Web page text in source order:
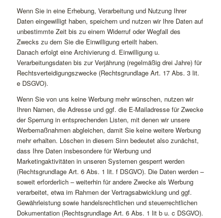
Wenn Sie in eine Erhebung, Verarbeitung und Nutzung Ihrer
Daten eingewilligt haben, speichern und nutzen wir Ihre Daten auf
unbestimmte Zeit bis zu einem Widerruf oder Wegfall des
Zwecks zu dem Sie die Einwilligung erteilt haben.
Danach erfolgt eine Archivierung d. Einwilligung u.
Verarbeitungsdaten bis zur Verjährung (regelmäßig drei Jahre) für
Rechtsverteidigungszwecke (Rechtsgrundlage Art. 17 Abs. 3 lit.
e DSGVO).
Wenn Sie von uns keine Werbung mehr wünschen, nutzen wir
Ihren Namen, die Adresse und ggf. die E-Mailadresse für Zwecke
der Sperrung in entsprechenden Listen, mit denen wir unsere
Werbemaßnahmen abgleichen, damit Sie keine weitere Werbung
mehr erhalten. Löschen in diesem Sinn bedeutet also zunächst,
dass Ihre Daten insbesondere für Werbung und
Marketingaktivitäten in unseren Systemen gesperrt werden
(Rechtsgrundlage Art. 6 Abs. 1 lit. f DSGVO). Die Daten werden –
soweit erforderlich – weiterhin für andere Zwecke als Werbung
verarbeitet, etwa im Rahmen der Vertragsabwicklung und ggf.
Gewährleistung sowie handelsrechtlichen und steuerrechtlichen
Dokumentation (Rechtsgrundlage Art. 6 Abs. 1 lit b u. c DSGVO).